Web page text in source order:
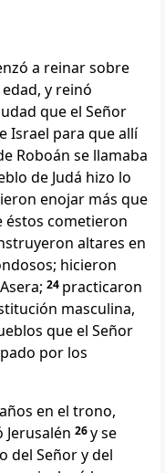
a reinar sobre
y reinó
que el Señor
Israel para que allí
Roboán se llamaba
de Judá hizo lo
enojar más que
éstos cometieron
altares en
hicieron
24 practicaron
masculina,
que el Señor
por los
en el trono,
Jerusalén 26y se
del Señor y del